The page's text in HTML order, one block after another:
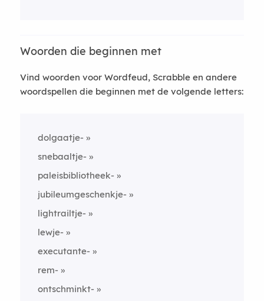
Woorden die beginnen met
Vind woorden voor Wordfeud, Scrabble en andere
woordspellen die beginnen met de volgende letters:
dolgaatje-
snebaaltje-
paleisbibliotheek-
jubileumgeschenkje-
lightrailtje-
lewje-
executante-
rem-
ontschminkt-